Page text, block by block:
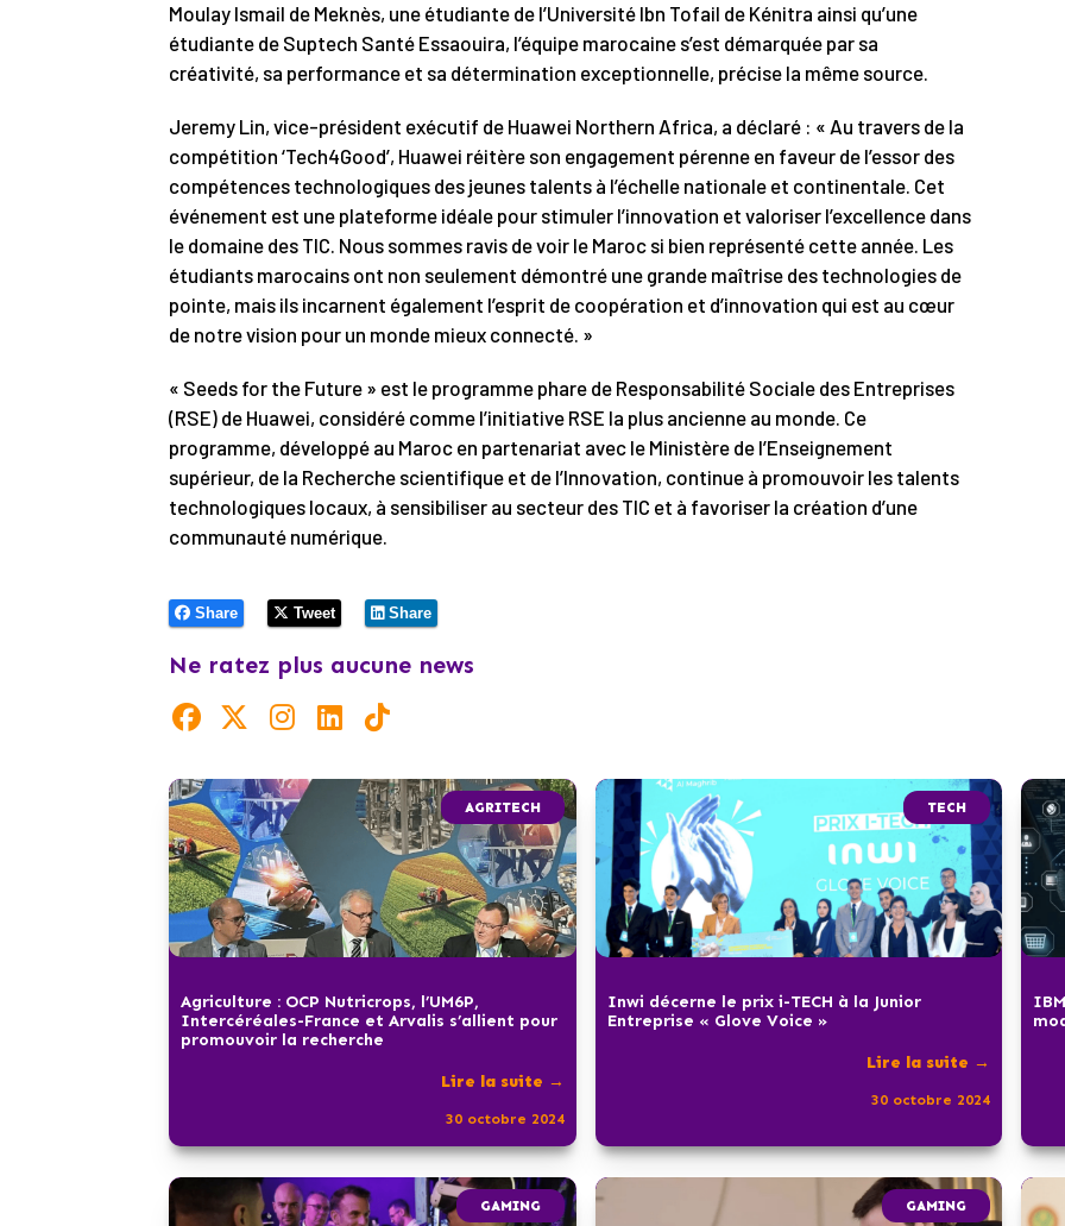
Moulay Ismail de Meknès, une étudiante de l’Université Ibn Tofail de Kénitra ainsi qu’une
étudiante de Suptech Santé Essaouira, l’équipe marocaine s’est démarquée par sa
créativité, sa performance et sa détermination exceptionnelle, précise la même source.
Jeremy Lin, vice-président exécutif de Huawei Northern Africa, a déclaré : « Au travers de la
compétition ‘Tech4Good’, Huawei réitère son engagement pérenne en faveur de l’essor des
compétences technologiques des jeunes talents à l’échelle nationale et continentale. Cet
événement est une plateforme idéale pour stimuler l’innovation et valoriser l’excellence dans
le domaine des TIC. Nous sommes ravis de voir le Maroc si bien représenté cette année. Les
étudiants marocains ont non seulement démontré une grande maîtrise des technologies de
pointe, mais ils incarnent également l’esprit de coopération et d’innovation qui est au cœur
de notre vision pour un monde mieux connecté. »
« Seeds for the Future » est le programme phare de Responsabilité Sociale des Entreprises
(RSE) de Huawei, considéré comme l’initiative RSE la plus ancienne au monde. Ce
programme, développé au Maroc en partenariat avec le Ministère de l’Enseignement
supérieur, de la Recherche scientifique et de l’Innovation, continue à promouvoir les talents
technologiques locaux, à sensibiliser au secteur des TIC et à favoriser la création d’une
communauté numérique.
Share Tweet Share
Ne ratez plus aucune news
AGRITECH
Agriculture : OCP Nutricrops, l’UM6P,
Intercéréales-France et Arvalis s’allient pour
promouvoir la recherche
Lire la suite →
30 octobre 2024
TECH
Inwi décerne le prix i-TECH à la Junior
Entreprise « Glove Voice »
Lire la suite →
30 octobre 2024
GAMING GAMING